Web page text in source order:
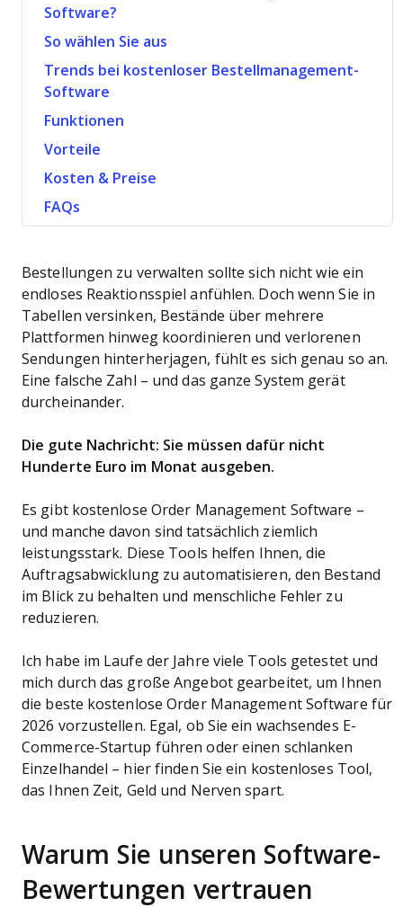
Software?
So wählen Sie aus
Trends bei kostenloser Bestellmanagement-
Software
Funktionen
Vorteile
Kosten & Preise
FAQs
Bestellungen zu verwalten sollte sich nicht wie ein
endloses Reaktionsspiel anfühlen. Doch wenn Sie in
Tabellen versinken, Bestände über mehrere
Plattformen hinweg koordinieren und verlorenen
Sendungen hinterherjagen, fühlt es sich genau so an.
Eine falsche Zahl – und das ganze System gerät
durcheinander.
Die gute Nachricht: Sie müssen dafür nicht
Hunderte Euro im Monat ausgeben.
Es gibt kostenlose Order Management Software –
und manche davon sind tatsächlich ziemlich
leistungsstark. Diese Tools helfen Ihnen, die
Auftragsabwicklung zu automatisieren, den Bestand
im Blick zu behalten und menschliche Fehler zu
reduzieren.
Ich habe im Laufe der Jahre viele Tools getestet und
mich durch das große Angebot gearbeitet, um Ihnen
die beste kostenlose Order Management Software für
2026 vorzustellen. Egal, ob Sie ein wachsendes E-
Commerce-Startup führen oder einen schlanken
Einzelhandel – hier finden Sie ein kostenloses Tool,
das Ihnen Zeit, Geld und Nerven spart.
Warum Sie unseren Software-
Bewertungen vertrauen